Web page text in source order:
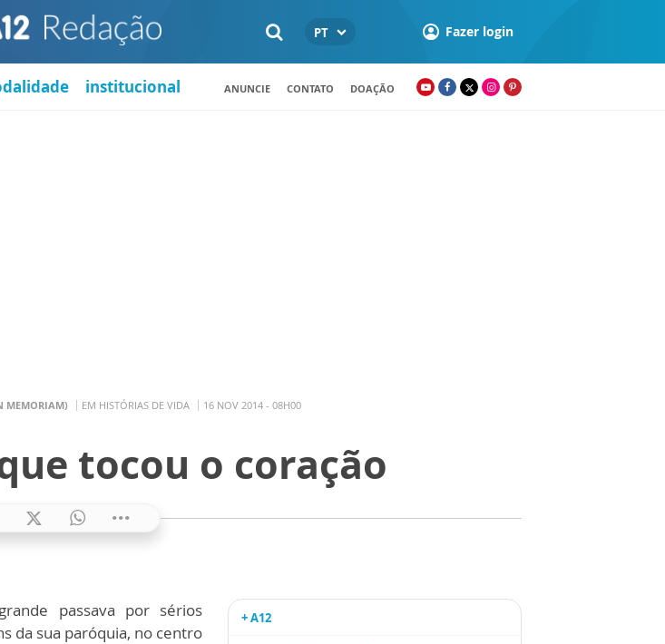
PT Fazer login
institucional ANUNCIE CONTATO DOAÇÃO
MEMORIAM) EM HISTÓRIAS DE VIDA 16 NOV 2014 - 08H00
tocou o coração
passava por sérios
da sua paróquia, no centro
+ A12